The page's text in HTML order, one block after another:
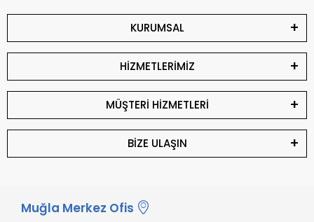
KURUMSAL
HİZMETLERİMİZ
MÜŞTERİ HİZMETLERİ
BİZE ULAŞIN
Muğla Merkez Ofis